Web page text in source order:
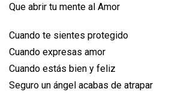
Que abrir tu mente al Amor
Cuando te sientes protegido
Cuando expresas amor
Cuando estás bien y feliz
Seguro un ángel acabas de atrapar